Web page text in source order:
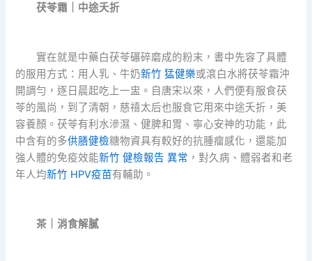
茯苓霜｜中途夭折
實在就是中藥白茯苓碾碎磨成的粉末，書中先容了具體
的服用方式：用人乳、牛奶新竹 猛健樂或滾白水將茯苓霜沖
開調勻，逐日晨起吃上一盅。自唐宋以來，人們便有服食茯
苓的風尚，到了清朝，慈禧太后也服食它用來中途夭折，美
容養顏。茯苓有利水滲濕、健脾和胃、寧心安神的功能，此
中含有的多供膳健檢糖物資具有較好的抗腫瘤感化，還能加
強人體的免疫效能新竹 健檢報告 異常 ，對久病、體弱者和老
年人均新竹 HPV疫苗有輔助。
茶｜消食解膩